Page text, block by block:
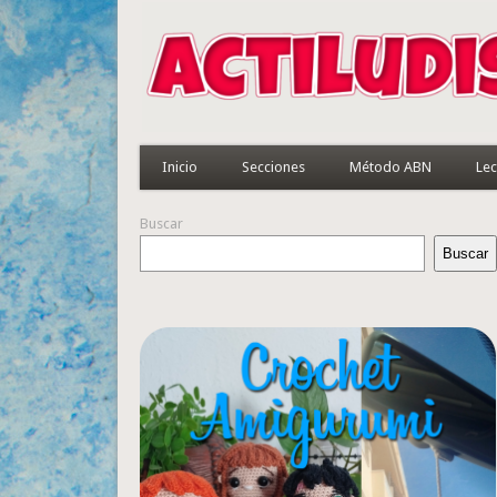
Inicio Secciones Método ABN
Buscar
Buscar